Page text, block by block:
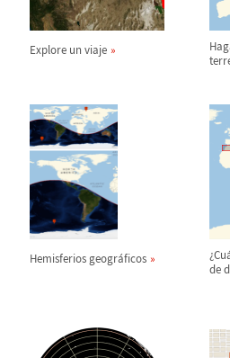
Explore un viaje
Hemisferios geográficos ¿Cu
de